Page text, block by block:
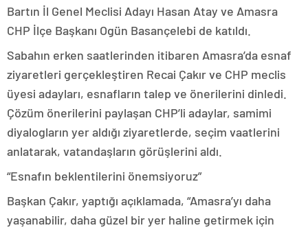
Bartın İl Genel Meclisi Adayı Hasan Atay ve Amasra
CHP İlçe Başkanı Ogün Basançelebi de katıldı.
Sabahın erken saatlerinden itibaren Amasra’da esnaf
ziyaretleri gerçekleştiren Recai Çakır ve CHP meclis
üyesi adayları, esnafların talep ve önerilerini dinledi.
Çözüm önerilerini paylaşan CHP’li adaylar, samimi
diyalogların yer aldığı ziyaretlerde, seçim vaatlerini
anlatarak, vatandaşların görüşlerini aldı.
“Esnafın beklentilerini önemsiyoruz”
Başkan Çakır, yaptığı açıklamada, “Amasra’yı daha
yaşanabilir, daha güzel bir yer haline getirmek için